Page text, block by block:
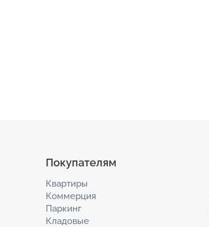
Покупателям
Квартиры
Коммерция
Паркинг
Кладовые